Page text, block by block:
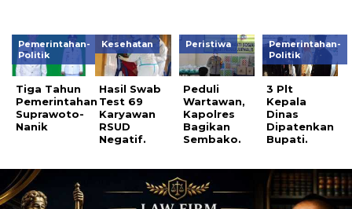
Pemerintahan-
Politik
Tiga Tahun
Pemerintahan
Suprawoto-
Nanik
Kesehatan
Hasil Swab
Test 69
Karyawan
RSUD
Negatif.
Peristiwa
Peduli
Wartawan,
Kapolres
Bagikan
Sembako.
Pemerintahan-
Politik
3 Plt
Kepala
Dinas
Dipatenkan
Bupati.